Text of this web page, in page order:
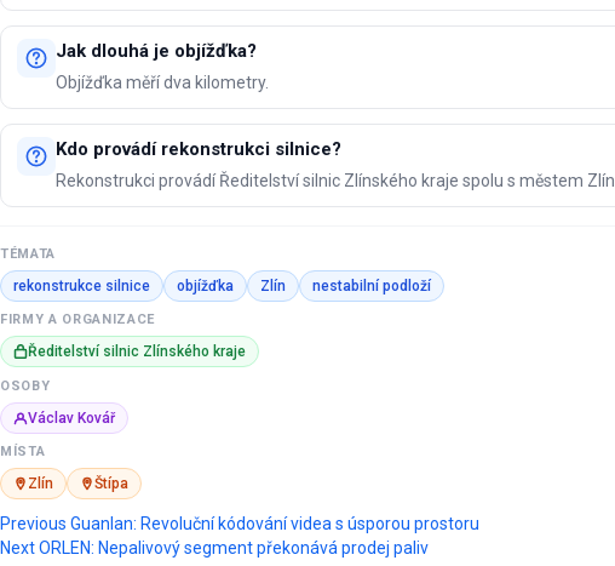
Jak dlouhá je objížďka?
Objížďka měří dva kilometry.
Kdo provádí rekonstrukci silnice?
Rekonstrukci provádí Ředitelství silnic Zlínského kraje spolu s městem Zlín.
TÉMATA
rekonstrukce silnice objížďka Zlín nestabilní podloží
FIRMY A ORGANIZACE
Ředitelství silnic Zlínského kraje
OSOBY
Václav Kovář
MÍSTA
Zlín Štípa
Post
Previous Guanlan: Revoluční kódování videa s úsporou prostoru
NextORLEN: Nepalivový segment překonává prodej paliv